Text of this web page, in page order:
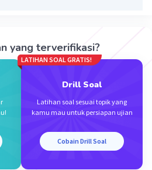
yang terverifikasi?
LATIHAN SOAL GRATIS!
Drill Soal
Latihan soal sesuai topik yang
kamu mau untuk persiapan ujian
Cobain Drill Soal